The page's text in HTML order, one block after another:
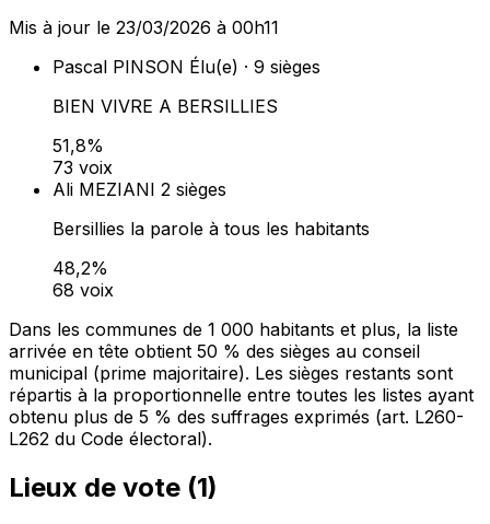
Mis à jour le 23/03/2026 à 00h11
Pascal PINSON Élu(e) · 9 sièges
BIEN VIVRE A BERSILLIES
51,8%
73 voix
Ali MEZIANI 2 sièges
Bersillies la parole à tous les habitants
48,2%
68 voix
Dans les communes de 1 000 habitants et plus, la liste
arrivée en tête obtient 50 % des sièges au conseil
municipal (prime majoritaire). Les sièges restants sont
répartis à la proportionnelle entre toutes les listes ayant
obtenu plus de 5 % des suffrages exprimés (art. L260-
L262 du Code électoral).
Lieux de vote (1)